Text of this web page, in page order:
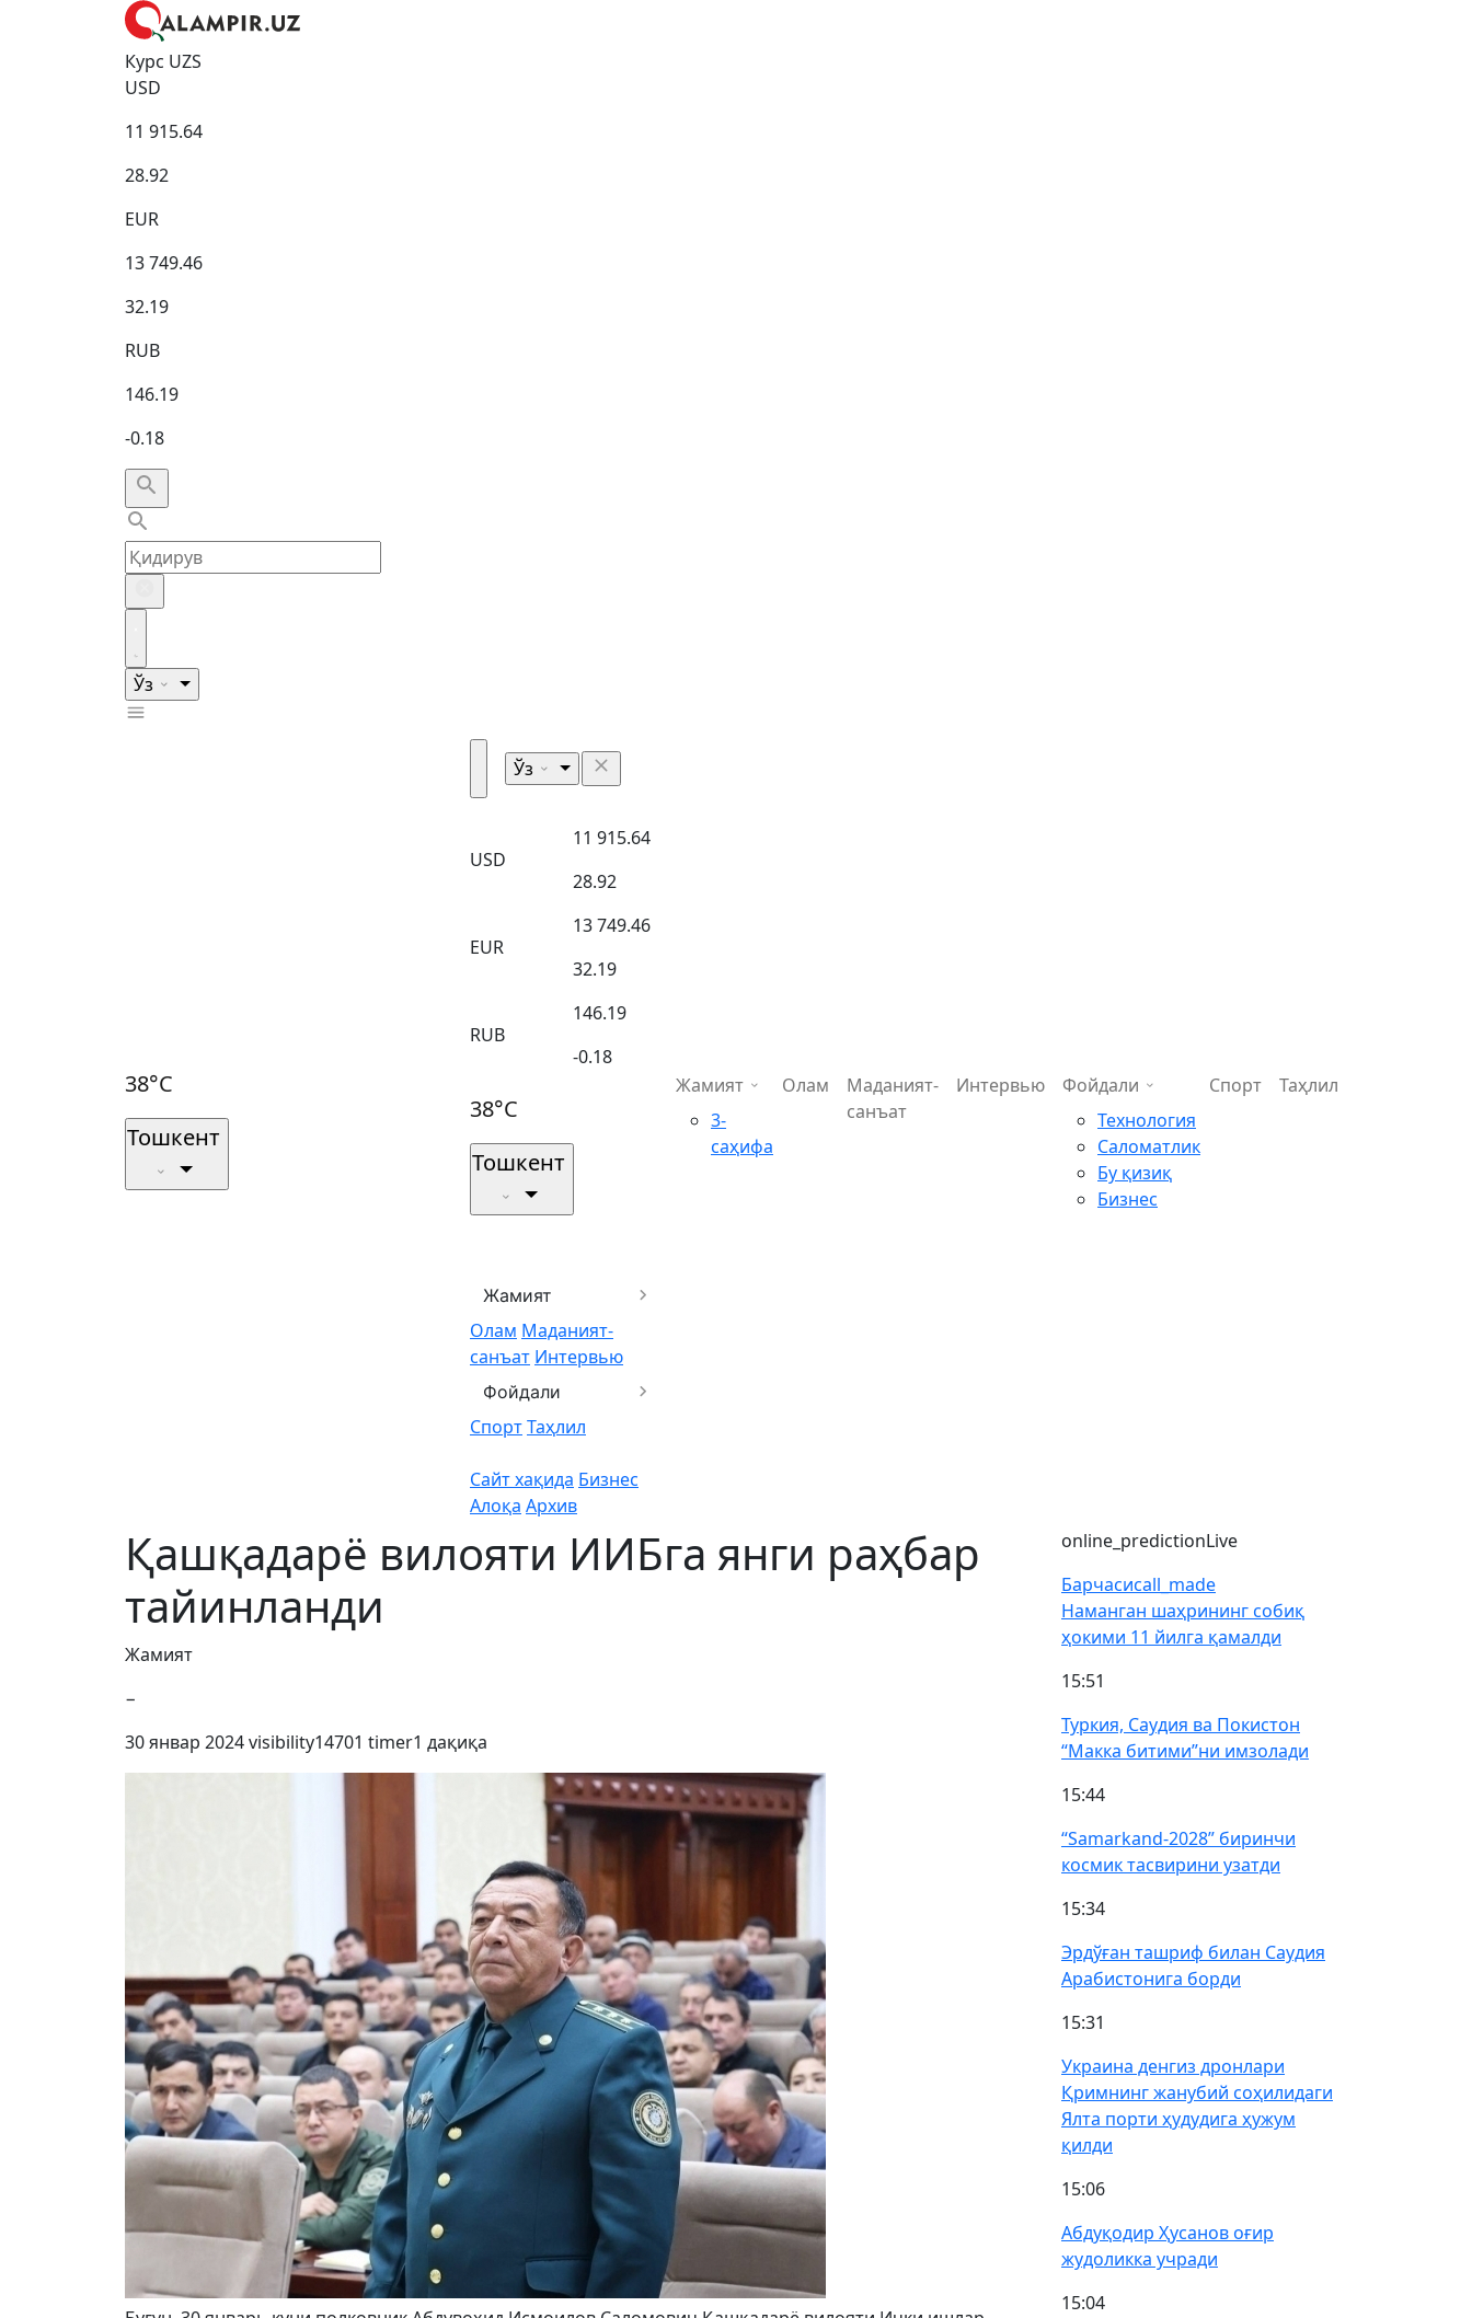
Курс UZS
USD
11 915.64
28.92
EUR
13 749.46
32.19
RUB
146.19
-0.18
Ўз
38°C
Тошкент
Ўз
USD
11 915.64
28.92
EUR
13 749.46
32.19
RUB
146.19
-0.18
38°C
Тошкент
Жамият
Олам Маданият-
санъат Интервью
Фойдали
СпортТаҳлил
Сайт хақида Бизнес
Алоқа Архив
Жамият
3-
саҳифа
Олам
Маданият-
санъат
Интервью
Фойдали
Технология
Саломатлик
Бу қизиқ
Бизнес
Спорт Таҳлил
Қашқадарё вилояти ИИБга янги раҳбар
тайинланди
Жамият
−
30 январ 2024visibility14701 timer1 дақиқа
online_predictionLive
Барчасиcall_made
Наманган шаҳрининг собиқ
ҳокими 11 йилга қамалди
15:51
Туркия, Саудия ва Покистон
“Макка битими”ни имзолади
15:44
“Samarkand-2028” биринчи
космик тасвирини узатди
15:34
Эрдўған ташриф билан Саудия
Арабистонига борди
15:31
Украина денгиз дронлари
Қримнинг жанубий соҳилидаги
Ялта порти ҳудудига ҳужум
қилди
15:06
Абдуқодир Ҳусанов оғир
жудоликка учради
15:04